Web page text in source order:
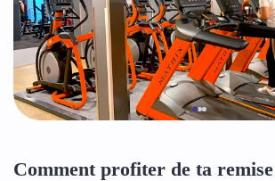
Comment profiter de ta